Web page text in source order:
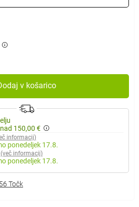
v košarico
150,00 €
informacij)
ponedeljek 17.8.
(več informacij)
ponedeljek 17.8.
56 Točk